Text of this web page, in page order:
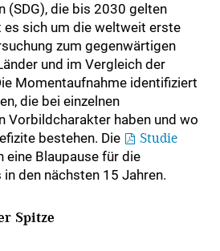
(SDG), die bis 2030 gelten
es sich um die weltweit erste
zum gegenwärtigen
und im Vergleich der
Momentaufnahme identifiziert
die bei einzelnen
Vorbildcharakter haben und wo
bestehen. Die
Studie
eine Blaupause für die
in den nächsten 15 Jahren.
Spitze